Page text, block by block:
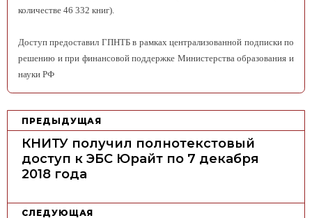
количестве 46 332 книг).
Доступ предоставил ГПНТБ в рамках централизованной подписки по
решению и при финансовой поддержке Министерства образования и
науки РФ
Н
г
ПРЕДЫДУЩАЯ
КНИТУ получил полнотекстовый
доступ к ЭБС Юрайт по 7 декабря
2018 года
СЛЕДУЮЩАЯ